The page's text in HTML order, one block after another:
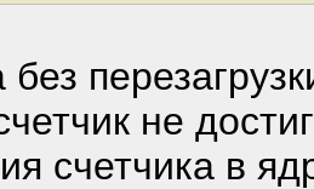
без
не
счетчика в